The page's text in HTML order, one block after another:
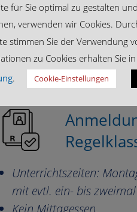
Unterrichtszeiten:
mit evtl. ein- bis
Kein Mittagessen.
für Sie optimal zu gestalten
verwenden wir Cookies.
stimmen Sie der Verwendung
zu Cookies erhalten Sie in
. Cookie-Einstellungen